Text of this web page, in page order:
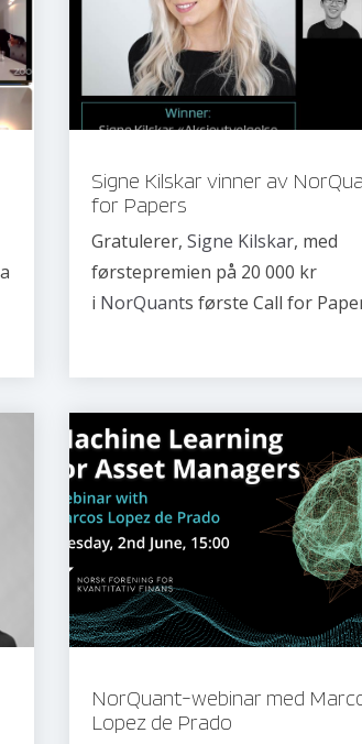
Signe Kilskar vinner av
for Papers
Gratulerer, Signe Kilskar, med
førstepremien på 20 000 kr
i NorQuants første Call for
NorQuant-webinar med
Lopez de Prado